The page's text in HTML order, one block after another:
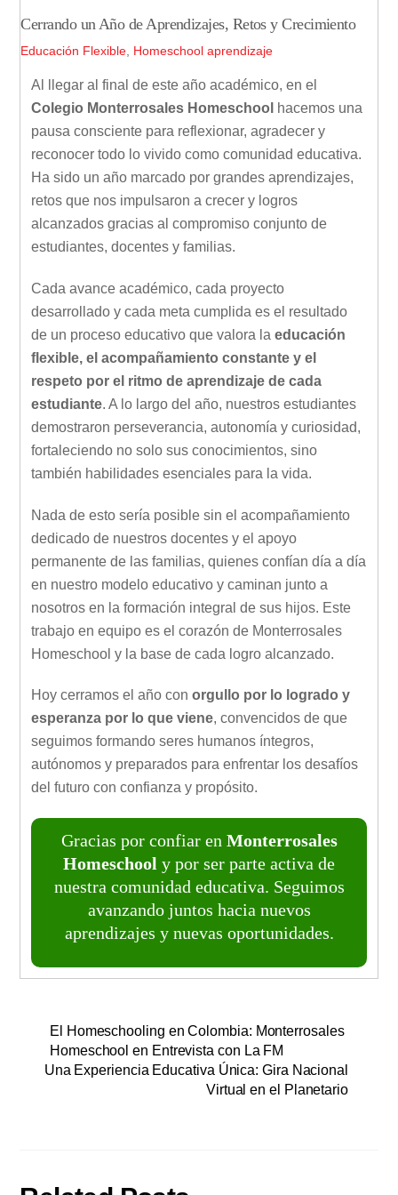
Cerrando un Año de Aprendizajes, Retos y Crecimiento
Educación Flexible Homeschool aprendizaje
Al llegar al final de este año académico, en el
Colegio Monterrosales Homeschool
hacemos una
pausa consciente para reflexionar, agradecer y
reconocer todo lo vivido como comunidad educativa.
Ha sido un año marcado por grandes aprendizajes,
retos que nos impulsaron a crecer y logros
alcanzados gracias al compromiso conjunto de
estudiantes, docentes y familias.
Cada avance académico, cada proyecto
desarrollado y cada meta cumplida es el resultado
de un proceso educativo que valora laeducación
flexible, el acompañamiento constante y el
respeto por el ritmo de aprendizaje de cada
estudiante. A lo largo del año, nuestros estudiantes
demostraron perseverancia, autonomía y curiosidad,
fortaleciendo no solo sus conocimientos, sino
también habilidades esenciales para la vida.
Nada de esto sería posible sin el acompañamiento
dedicado de nuestros docentes y el apoyo
permanente de las familias, quienes confían día a día
en nuestro modelo educativo y caminan junto a
nosotros en la formación integral de sus hijos. Este
trabajo en equipo es el corazón de Monterrosales
Homeschool y la base de cada logro alcanzado.
Hoy cerramos el año conorgullo por lo logrado y
esperanza por lo que viene, convencidos de que
seguimos formando seres humanos íntegros,
autónomos y preparados para enfrentar los desafíos
del futuro con confianza y propósito.
Gracias por confiar en Monterrosales
Homeschool y por ser parte activa de
nuestra comunidad educativa. Seguimos
avanzando juntos hacia nuevos
aprendizajes y nuevas oportunidades.
El Homeschooling en Colombia: Monterrosales
Homeschool en Entrevista con La FM
Una Experiencia Educativa Única: Gira Nacional
Virtual en el Planetario